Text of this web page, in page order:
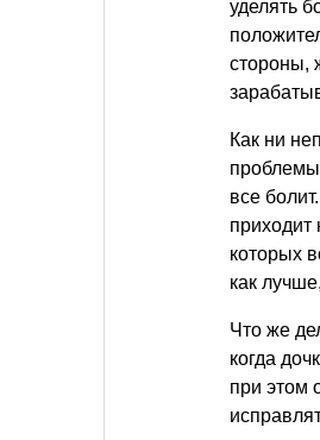
уделять
стороны,
Как ни
все
которых
как
Что же
когда
при этом